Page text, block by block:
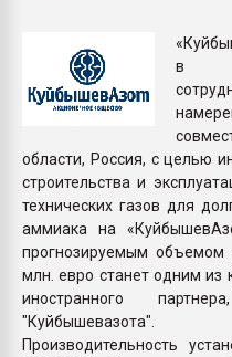
в
области, Россия, с целью
строительства и
технических газов для
аммиака на
прогнозируемым
млн. евро станет одним из
иностранного
"Куйбышевазота".
Производительность